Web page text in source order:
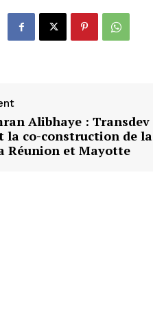
Alibhaye : Transdev
la co-construction de la
Réunion et Mayotte